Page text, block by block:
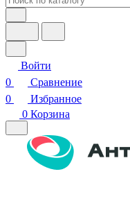
Войти
0
Сравнение
0
Избранное
0 Корзина